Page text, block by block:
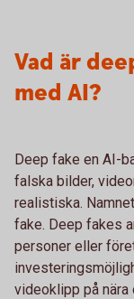
Vad är
med AI?
Deep fake en AI-
falska bilder,
realistiska.
fake. Deep fakes
personer eller
videoklipp på nära